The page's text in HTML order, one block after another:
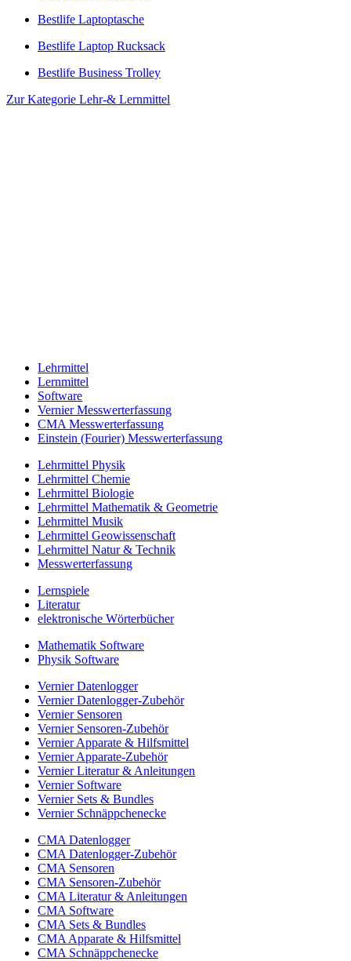
Bestlife Laptoptasche
Bestlife Laptop Rucksack
Bestlife Business Trolley
Zur Kategorie Lehr-& Lernmittel
Lehrmittel
Lernmittel
Software
Vernier Messwerterfassung
CMA Messwerterfassung
Einstein (Fourier) Messwerterfassung
Lehrmittel Physik
Lehrmittel Chemie
Lehrmittel Biologie
Lehrmittel Mathematik & Geometrie
Lehrmittel Musik
Lehrmittel Geowissenschaft
Lehrmittel Natur & Technik
Messwerterfassung
Lernspiele
Literatur
elektronische Wörterbücher
Mathematik Software
Physik Software
Vernier Datenlogger
Vernier Datenlogger-Zubehör
Vernier Sensoren
Vernier Sensoren-Zubehör
Vernier Apparate & Hilfsmittel
Vernier Apparate-Zubehör
Vernier Literatur & Anleitungen
Vernier Software
Vernier Sets & Bundles
Vernier Schnäppchenecke
CMA Datenlogger
CMA Datenlogger-Zubehör
CMA Sensoren
CMA Sensoren-Zubehör
CMA Literatur & Anleitungen
CMA Software
CMA Sets & Bundles
CMA Apparate & Hilfsmittel
CMA Schnäppchenecke